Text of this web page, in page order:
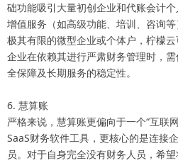
础功能吸引大量初创企业和代账会计
增值服务（如高级功能、培训、咨询
极其有限的微型企业或个体户，柠檬
企业在依赖其进行严肃财务管理时，
全保障及长期服务的稳定性。
6. 慧算账
严格来说，慧算账更偏向于一个“互联
SaaS财务软件工具，更核心的是连接
员。对于自身完全没有财务人员，希